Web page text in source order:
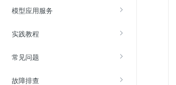
模型应用服务
实践教程
常见问题
故障排查
欧盟数据保护条例（GDPR）